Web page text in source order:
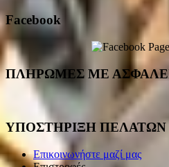
Facebook
ΠΛΗΡΩΜΕΣ ΜΕ
ΥΠΟΣΤΗΡΙΞΗ ΠΕΛΑΤΩΝ
Επικοινωνήστε μαζί μας